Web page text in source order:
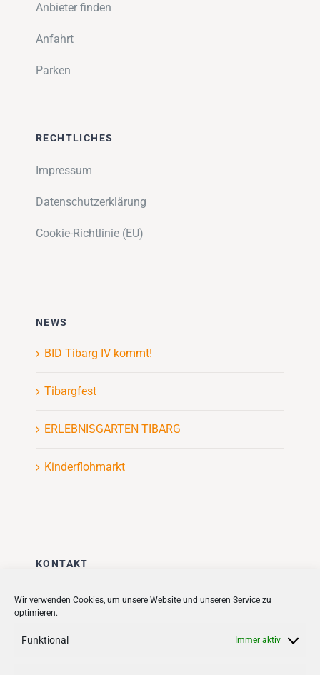
Wir verwenden Cookies, um unsere Website und unseren Service zu
optimieren.
Funktional Immer aktiv
Anbieter finden
Anfahrt
Parken
RECHTLICHES
Impressum
Datenschutzerklärung
Cookie-Richtlinie (EU)
NEWS
BID Tibarg IV kommt!
Tibargfest
ERLEBNISGARTEN TIBARG
Kinderflohmarkt
KONTAKT
Stadt + Handel City- und
Quartiersmanagement